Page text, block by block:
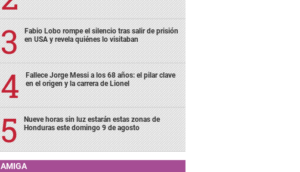
Fabio Lobo rompe el silencio tras salir de prisión
en USA y revela quiénes lo visitaban
Fallece Jorge Messi a los 68 años: el pilar clave
en el origen y la carrera de Lionel
Nueve horas sin luz estarán estas zonas de
Honduras este domingo 9 de agosto
AMIGA